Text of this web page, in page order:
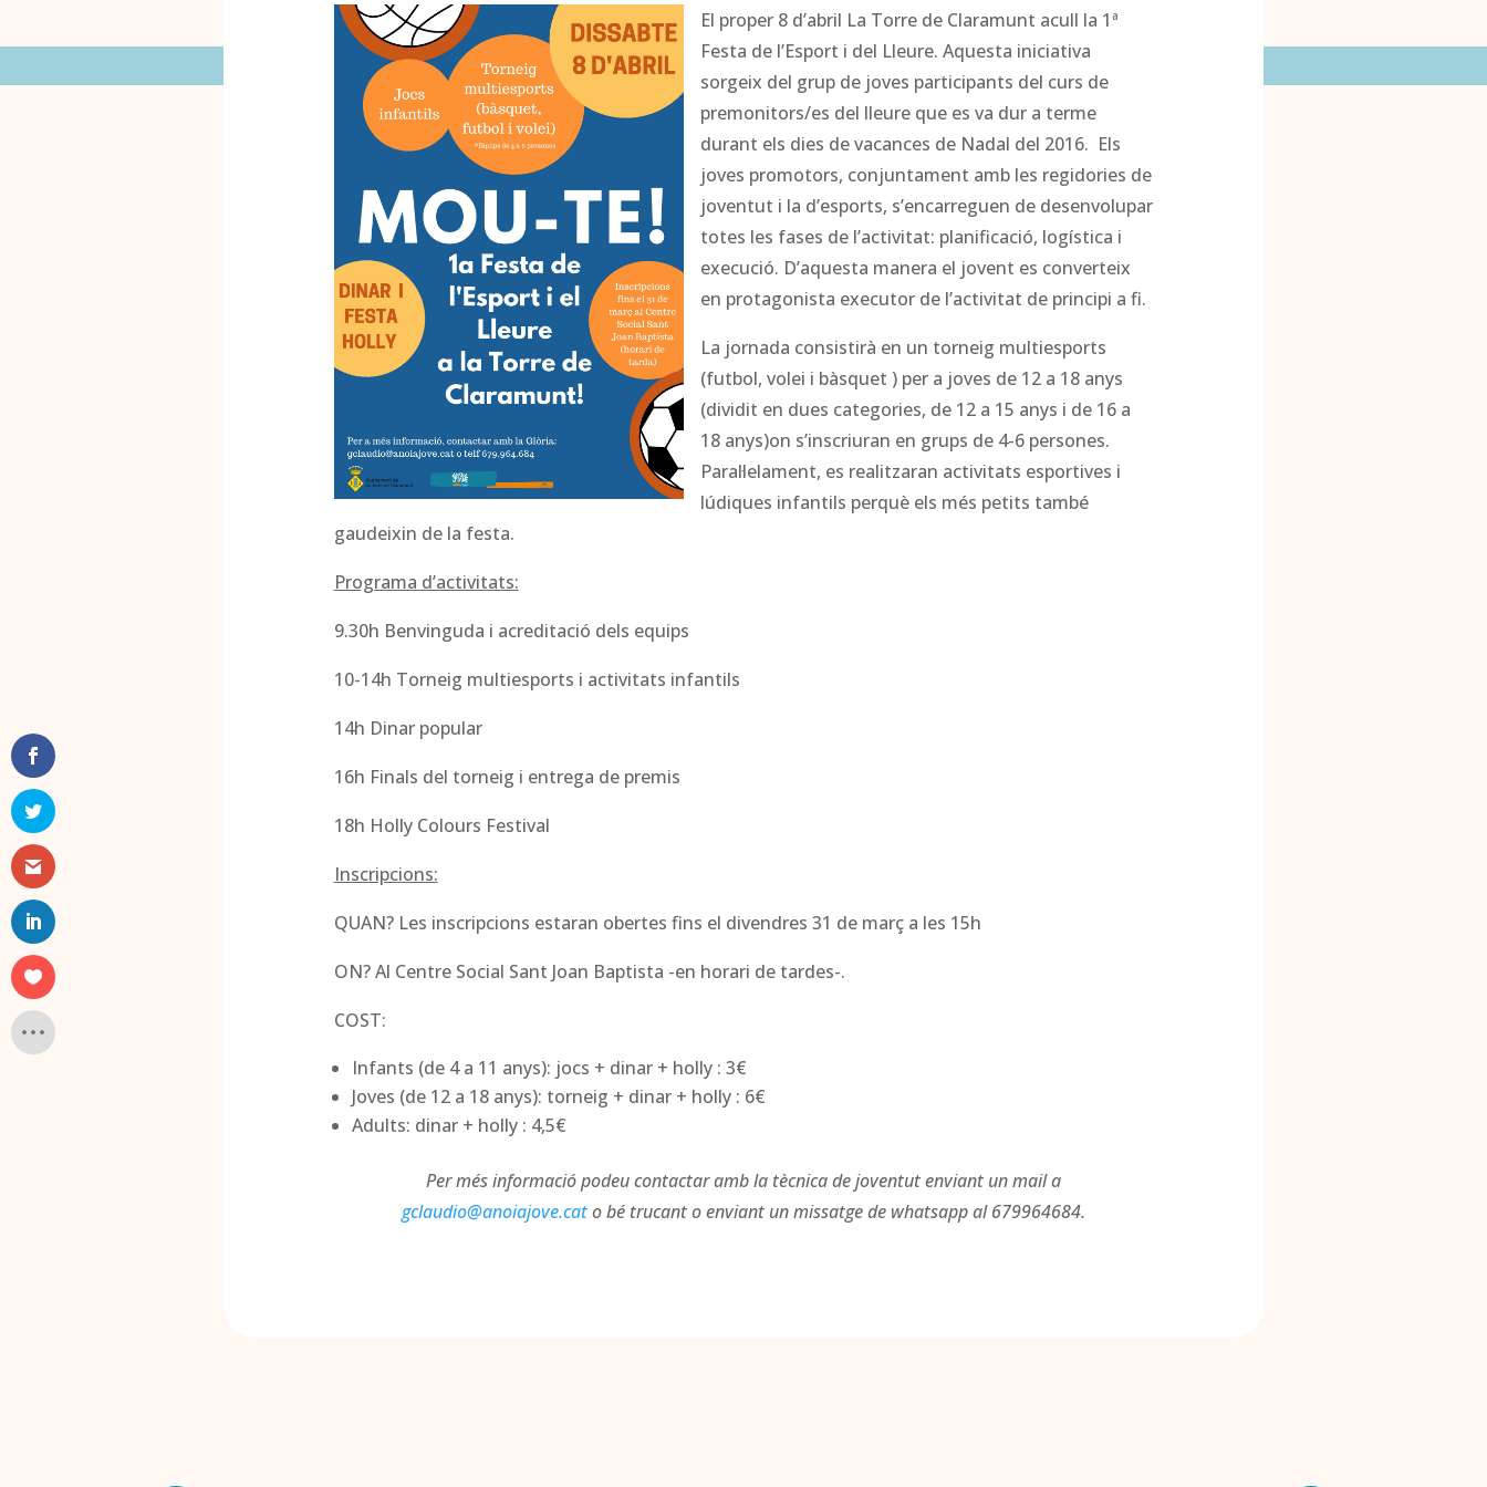
El proper 8 d’abril La Torre de Claramunt acull la 1ª
Festa de l’Esport i del Lleure. Aquesta iniciativa
sorgeix del grup de joves participants del curs de
premonitors/es del lleure que es va dur a terme
durant els dies de vacances de Nadal del 2016. Els
joves promotors, conjuntament amb les regidories de
joventut i la d’esports, s’encarreguen de desenvolupar
totes les fases de l’activitat: planificació, logística i
execució. D’aquesta manera el jovent es converteix
en protagonista executor de l’activitat de principi a fi.
La jornada consistirà en un torneig multiesports
(futbol, volei i bàsquet ) per a joves de 12 a 18 anys
(dividit en dues categories, de 12 a 15 anys i de 16 a
18 anys)on s’inscriuran en grups de 4-6 persones.
Paral·lelament, es realitzaran activitats esportives i
lúdiques infantils perquè els més petits també
gaudeixin de la festa.
Programa d’activitats:
9.30h Benvinguda i acreditació dels equips
10-14h Torneig multiesports i activitats infantils
14h Dinar popular
16h Finals del torneig i entrega de premis
18h Holly Colours Festival
Inscripcions:
QUAN? Les inscripcions estaran obertes fins el divendres 31 de març a les 15h
ON? Al Centre Social Sant Joan Baptista -en horari de tardes-.
COST:
Infants (de 4 a 11 anys): jocs + dinar + holly : 3€
Joves (de 12 a 18 anys): torneig + dinar + holly : 6€
Adults: dinar + holly : 4,5€
Per més informació podeu contactar amb la tècnica de joventut enviant un mail a
gclaudio@anoiajove.cato bé trucant o enviant un missatge de whatsapp al 679964684.